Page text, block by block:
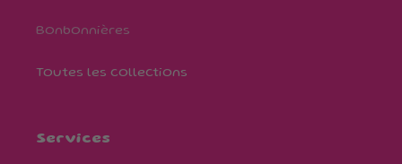
Bonbonnières
Toutes les collections
Services